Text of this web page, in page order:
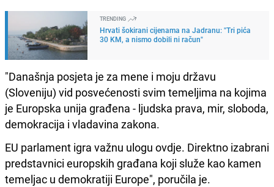
TRENDING
Hrvati šokirani cijenama na Jadranu: "Tri pića
30 KM, a nismo dobili ni račun"
"Današnja posjeta je za mene i moju državu
(Sloveniju) vid posvećenosti svim temeljima na kojima
je Europska unija građena - ljudska prava, mir, sloboda,
demokracija i vladavina zakona.
EU parlament igra važnu ulogu ovdje. Direktno izabrani
predstavnici europskih građana koji služe kao kamen
temeljac u demokratiji Europe", poručila je.